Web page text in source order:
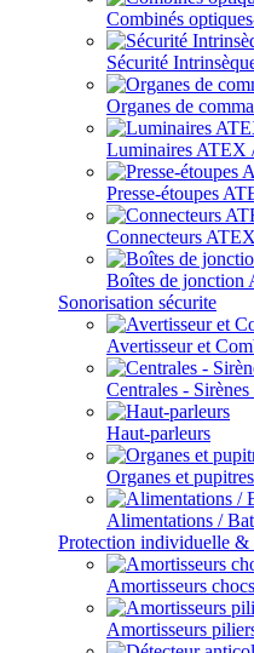
Combinés
Sécurité
Organes de
Luminaires ATEX
Presse-étoupes
Connecteurs
Boîtes de
Sonorisation sécurite
Avertisseur et
Centrales -
Haut-parleurs
Organes et
Alimentations /
Protection individuelle &
Amortisseurs
Amortisseurs